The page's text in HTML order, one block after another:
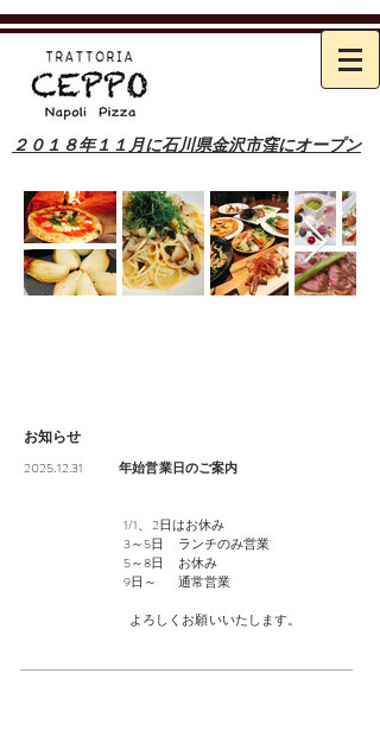
２０１８年１１月に石川県金沢市窪にオープン
お知らせ
2025.12.31年始営業日のご案内
1/1、2日はお休み
3～5日 ランチのみ営業
5～8日 お休み
9日～ 通常営業
​ よろしくお願いいたします。